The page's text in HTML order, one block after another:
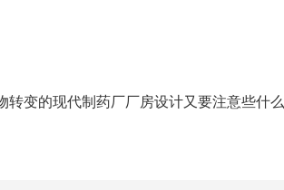
转变的现代制药厂厂房设计又要注意些什么